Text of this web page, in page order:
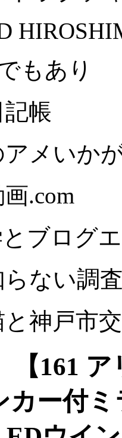
もあり
帳
メいか
.com
ブログ
ない調
神戸市
【161
カー付